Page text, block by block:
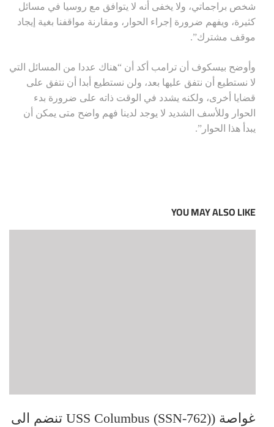
شخص براجماتي، ولا يخفى أنه لا يتوافق مع روسيا في مسائل
كثيرة، ويفهم ضرورة إجراء الحوار، ومقارنة مواقفنا بغية إيجاد
موقف مشترك”.
وأوضح بيسكوف أن ترامب أكد أن “هناك عددا من المسائل التي
لا نستطيع أن نتفق عليها بعد، ولن نستطيع أبدا أن نتفق على
قضايا أخرى، ولكنه يشدد في الوقت ذاته على ضرورة بدء
الحوار وللأسف الشديد لا يوجد لدينا فهم واضح متى يمكن أن
يبدأ هذا الحوار”.
YOU MAY ALSO LIKE
غواصة (USS Columbus (SSN-762) تنضم الى